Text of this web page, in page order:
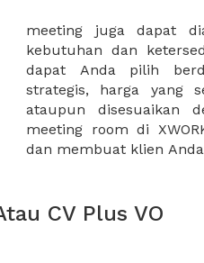
dan membuat klien
CV Plus VO